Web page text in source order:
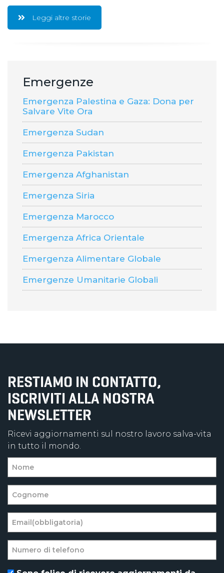
Leggi altre storie
Emergenze
Emergenza Palestina e Gaza: Dona per
Salvare Vite Ora
Emergenza Sudan
Emergenza Pakistan
Emergenza Afghanistan
Emergenza Siria
Emergenza Marocco
Emergenza Africa Orientale
Emergenza Alimentare Globale
Emergenze Umanitarie Globali
RESTIAMO IN CONTATTO,
ISCRIVITI ALLA NOSTRA
NEWSLETTER
Ricevi aggiornamenti sul nostro lavoro salva-vita
in tutto il mondo.